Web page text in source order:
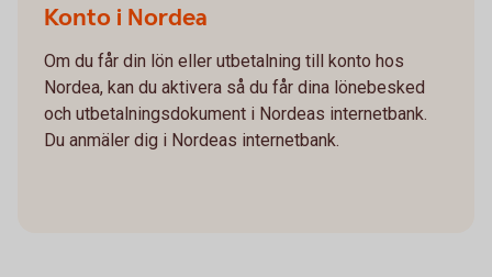
Konto i Nordea
Om du får din lön eller utbetalning till konto hos
Nordea, kan du aktivera så du får dina lönebesked
och utbetalningsdokument i Nordeas internetbank.
Du anmäler dig i Nordeas internetbank.